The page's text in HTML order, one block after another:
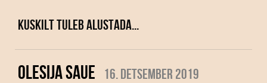
Kuskilt tuleb alustada...
OLESIJA SAUE 16. detsember 2019